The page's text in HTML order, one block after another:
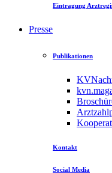
Eintragung
Presse
Publikationen
Kontakt
Social Media